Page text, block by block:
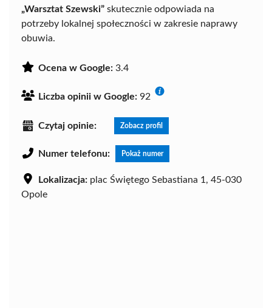
„Warsztat Szewski” skutecznie odpowiada na
potrzeby lokalnej społeczności w zakresie naprawy
obuwia.
Ocena w Google: 3.4
Liczba opinii w Google: 92
Czytaj opinie: Zobacz profil
Numer telefonu: Pokaż numer
Lokalizacja: plac Świętego Sebastiana 1, 45-030
Opole